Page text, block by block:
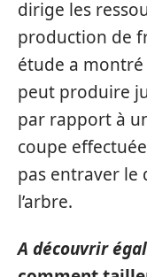
dirige les
production de
étude a
peut produire
par rapport à
coupe
pas entraver le
l’arbre.
A découvrir